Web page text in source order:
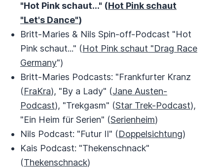
"Hot Pink schaut..." (Hot Pink schaut
"Let's Dance")
Britt-Maries & Nils Spin-off-Podcast "Hot
Pink schaut..." (Hot Pink schaut "Drag Race
Germany")
Britt-Maries Podcasts: "Frankfurter Kranz
(FraKra), "By a Lady" (Jane Austen-
Podcast), "Trekgasm" (Star Trek-Podcast),
"Ein Heim für Serien" (Serienheim)
Nils Podcast: "Futur II" (Doppelsichtung)
Kais Podcast: "Thekenschnack"
(Thekenschnack)